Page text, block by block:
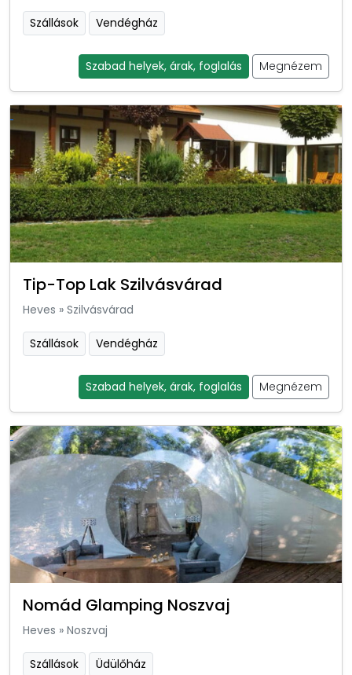
Szállások Vendégház
Szabad helyek, árak, foglalás Megnézem
Tip-Top Lak Szilvásvárad
Heves » Szilvásvárad
Szállások Vendégház
Szabad helyek, árak, foglalás Megnézem
Nomád Glamping Noszvaj
Heves » Noszvaj
Szállások Üdülőház